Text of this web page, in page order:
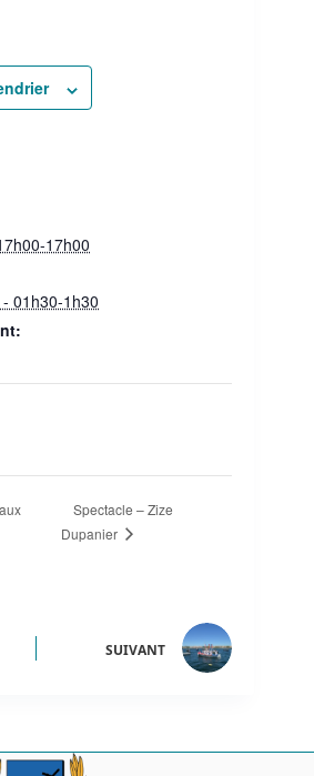
17h00
01h30-1h30
Spectacle – Zize
Dupanier
SUIVANT